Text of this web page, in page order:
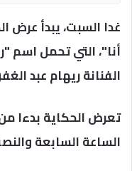
غدا السبت، يبدأ عرض
أنا"، التي تحمل اسم
الفنانة ريهام عبد
الساعة السابعة